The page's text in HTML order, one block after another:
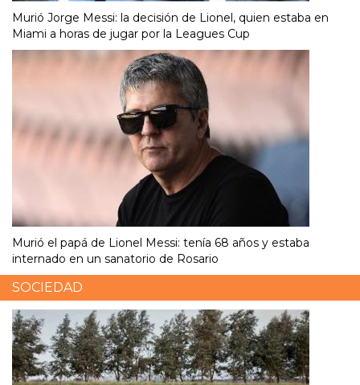
Murió Jorge Messi: la decisión de Lionel, quien estaba en
Miami a horas de jugar por la Leagues Cup
Murió el papá de Lionel Messi: tenía 68 años y estaba
internado en un sanatorio de Rosario
SOCIEDAD